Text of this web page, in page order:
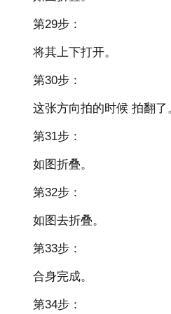
第29步：
将其上下打开。
第30步：
这张方向拍的时候 拍翻了
第31步：
如图折叠。
第32步：
如图去折叠。
第33步：
合身完成。
第34步：